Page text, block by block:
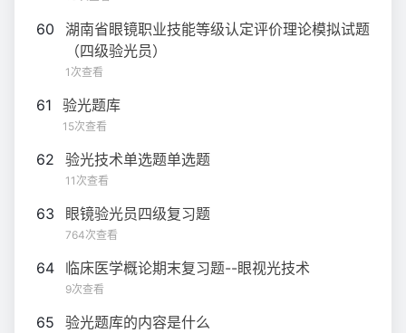
60
湖南省眼镜职业技能等级认定评价理论模拟试题
（四级验光员）
1次查看
61 验光题库
15次查看
62 验光技术单选题单选题
11次查看
63 眼镜验光员四级复习题
764次查看
64 临床医学概论期末复习题--眼视光技术
9次查看
65 验光题库的内容是什么